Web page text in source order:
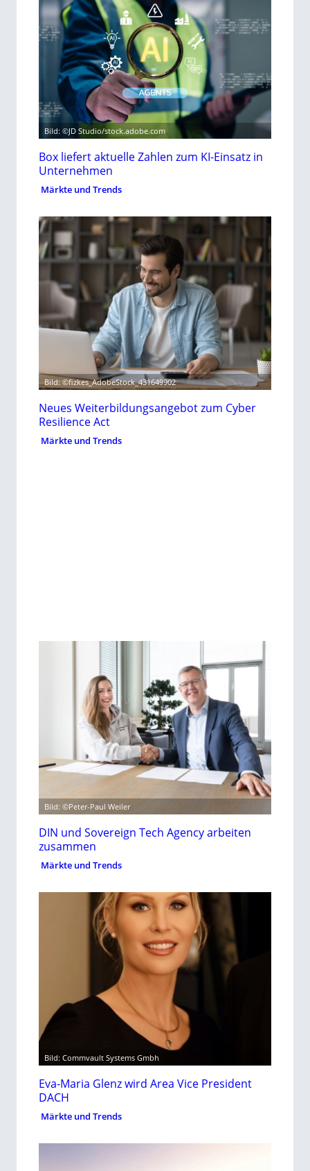
Bild: ©JD Studio/stock.adobe.com
Box liefert aktuelle Zahlen zum KI-Einsatz in
Unternehmen
Märkte und Trends
Bild: ©fizkes_AdobeStock_431649902
Neues Weiterbildungsangebot zum Cyber
Resilience Act
Märkte und Trends
Bild: ©Peter-Paul Weiler
DIN und Sovereign Tech Agency arbeiten
zusammen
Märkte und Trends
Bild: Commvault Systems Gmbh
Eva-Maria Glenz wird Area Vice President
DACH
Märkte und Trends